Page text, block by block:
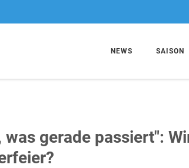
NEWS SAISON
gerade passiert":